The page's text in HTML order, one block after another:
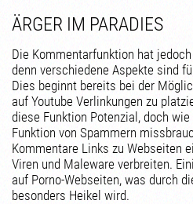
ÄRGER IM PARADIES
Die Kommentarfunktion hat
denn verschiedene Aspekte sind
Dies beginnt bereits bei der
auf Youtube Verlinkungen zu
diese Funktion Potenzial, doch
Funktion von Spammern
Kommentare Links zu Webseiten
Viren und Maleware verbreiten.
auf Porno-Webseiten, was durch
besonders Heikel wird.